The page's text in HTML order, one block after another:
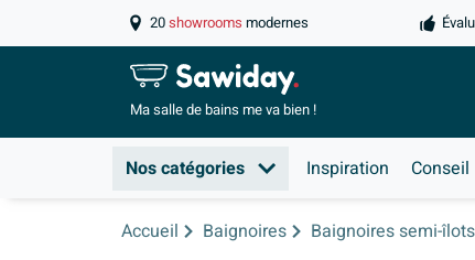
20showrooms modernes
Ma salle debains me va bien !
Nos catégories Inspiration Conseil
Accueil Baignoires Baignoires semi-îlots